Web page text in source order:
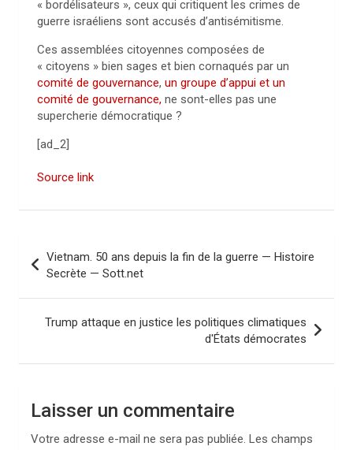
« bordélisateurs », ceux qui critiquent les crimes de
guerre israéliens sont accusés d’antisémitisme.
Ces assemblées citoyennes composées de
« citoyens » bien sages et bien cornaqués par un
comité de gouvernance, un groupe d’appui et un
comité de gouvernance, ne sont-elles pas une
supercherie démocratique ?
[ad_2]
Source link
v
a
Vietnam. 50 ans depuis la fin de la guerre — Histoire
Secrète — Sott.net
Trump attaque en justice les politiques climatiques
d'États démocrates
Laisser un commentaire
Votre adresse e-mail ne sera pas publiée. Les champs